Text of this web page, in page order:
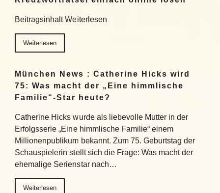
Beitragsinhalt Weiterlesen
Weiterlesen
München News : Catherine Hicks wird
75: Was macht der „Eine himmlische
Familie“-Star heute?
Catherine Hicks wurde als liebevolle Mutter in der
Erfolgsserie „Eine himmlische Familie“ einem
Millionenpublikum bekannt. Zum 75. Geburtstag der
Schauspielerin stellt sich die Frage: Was macht der
ehemalige Serienstar nach…
Weiterlesen